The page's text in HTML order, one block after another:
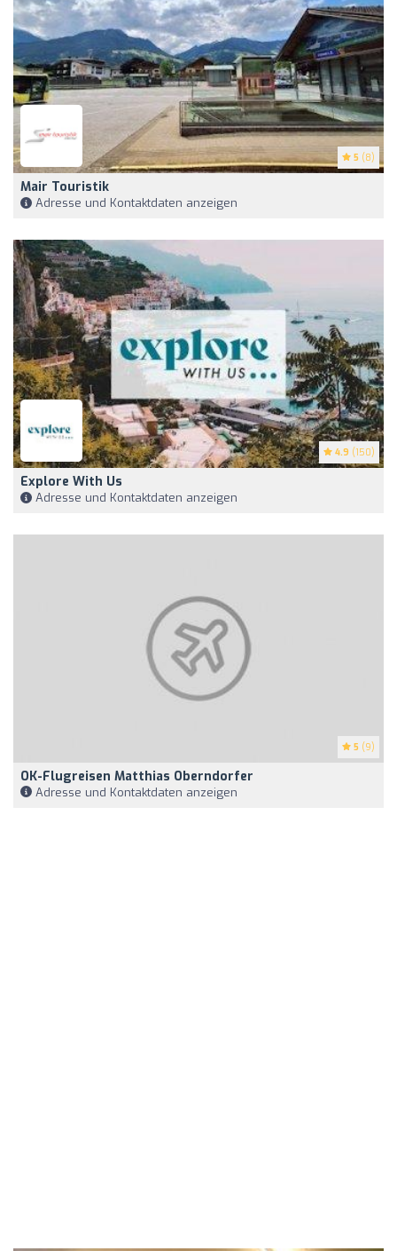
5 (8)
Mair Touristik
Adresse und Kontaktdaten anzeigen
4.9 (150)
Explore With Us
Adresse und Kontaktdaten anzeigen
5 (9)
OK-Flugreisen Matthias Oberndorfer
Adresse und Kontaktdaten anzeigen